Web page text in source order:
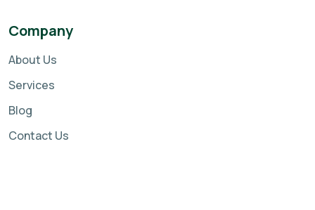
Company
About Us
Services
Blog
Contact Us